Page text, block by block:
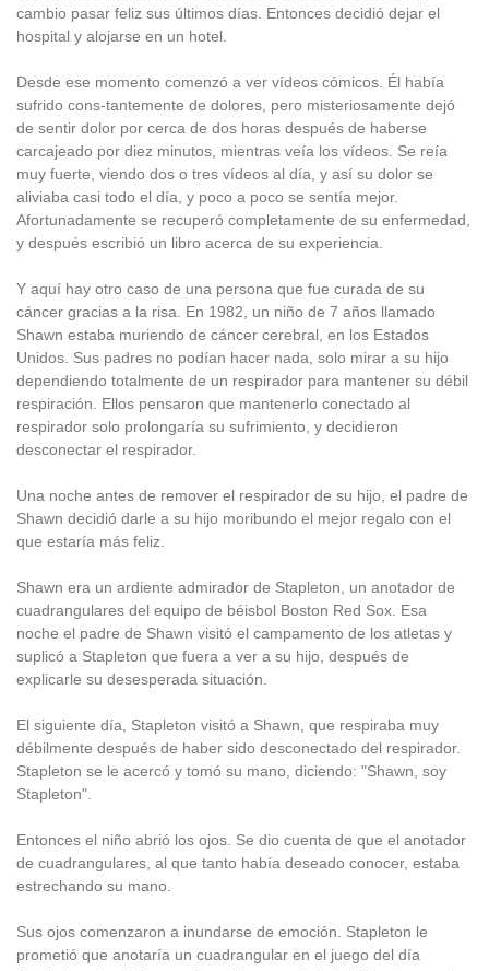
cambio pasar feliz sus últimos días. Entonces decidió dejar el
hospital y alojarse en un hotel.
Desde ese momento comenzó a ver vídeos cómicos. Él había
sufrido cons-tantemente de dolores, pero misteriosamente dejó
de sentir dolor por cerca de dos horas después de haberse
carcajeado por diez minutos, mientras veía los vídeos. Se reía
muy fuerte, viendo dos o tres vídeos al día, y así su dolor se
aliviaba casi todo el día, y poco a poco se sentía mejor.
Afortunadamente se recuperó completamente de su enfermedad,
y después escribió un libro acerca de su experiencia.
Y aquí hay otro caso de una persona que fue curada de su
cáncer gracias a la risa. En 1982, un niño de 7 años llamado
Shawn estaba muriendo de cáncer cerebral, en los Estados
Unidos. Sus padres no podían hacer nada, solo mirar a su hijo
dependiendo totalmente de un respirador para mantener su débil
respiración. Ellos pensaron que mantenerlo conectado al
respirador solo prolongaría su sufrimiento, y decidieron
desconectar el respirador.
Una noche antes de remover el respirador de su hijo, el padre de
Shawn decidió darle a su hijo moribundo el mejor regalo con el
que estaría más feliz.
Shawn era un ardiente admirador de Stapleton, un anotador de
cuadrangulares del equipo de béisbol Boston Red Sox. Esa
noche el padre de Shawn visitó el campamento de los atletas y
suplicó a Stapleton que fuera a ver a su hijo, después de
explicarle su desesperada situación.
El siguiente día, Stapleton visitó a Shawn, que respiraba muy
débilmente después de haber sido desconectado del respirador.
Stapleton se le acercó y tomó su mano, diciendo: "Shawn, soy
Stapleton".
Entonces el niño abrió los ojos. Se dio cuenta de que el anotador
de cuadrangulares, al que tanto había deseado conocer, estaba
estrechando su mano.
Sus ojos comenzaron a inundarse de emoción. Stapleton le
prometió que anotaría un cuadrangular en el juego del día